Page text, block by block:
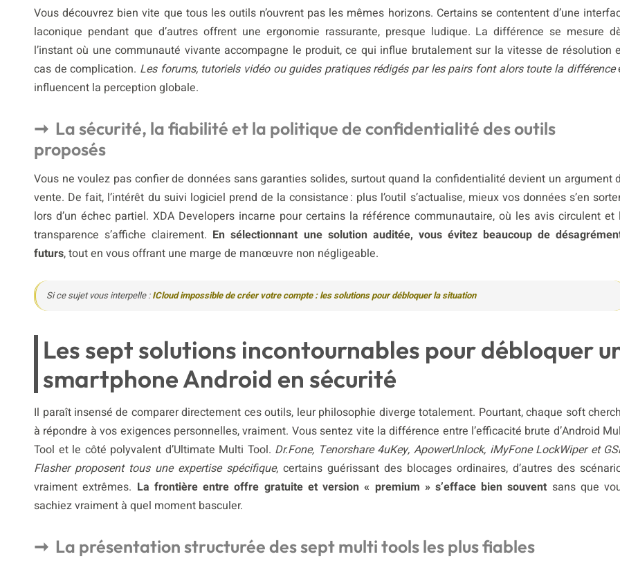
Vous découvrez bien vite que tous les outils n’ouvrent pas les mêmes horizons. Certains se contentent d’une
laconique pendant que d’autres offrent une ergonomie rassurante, presque ludique. La différence se mesure
l’instant où une communauté vivante accompagne le produit, ce qui influe brutalement sur la vitesse de résolution
cas de complication. Les forums, tutoriels vidéo ou guides pratiques rédigés par les pairs font alors toute la différence
influencent la perception globale.
La sécurité, la fiabilité et la politique de confidentialité des outils
proposés
Vous ne voulez pas confier de données sans garanties solides, surtout quand la confidentialité devient un argument
vente. De fait, l’intérêt du suivi logiciel prend de la consistance : plus l’outil s’actualise, mieux vos données s’en
lors d’un échec partiel. XDA Developers incarne pour certains la référence communautaire, où les avis circulent et
transparence s’affiche clairement. En sélectionnant une solution auditée, vous évitez beaucoup de
futurs, tout en vous offrant une marge de manœuvre non négligeable.
Si ce sujet vous interpelle :ICloud impossible de créer votre compte : les solutions pour débloquer la situation
Les sept solutions incontournables pour débloquer
smartphone Android en sécurité
Il paraît insensé de comparer directement ces outils, leur philosophie diverge totalement. Pourtant, chaque soft
à répondre à vos exigences personnelles, vraiment. Vous sentez vite la différence entre l’efficacité brute d’Android
Tool et le côté polyvalent d’Ultimate Multi Tool. Dr.Fone, Tenorshare 4uKey, ApowerUnlock, iMyFone LockWiper et
Flasher proposent tous une expertise spécifique, certains guérissant des blocages ordinaires, d’autres des
vraiment extrêmes. La frontière entre offre gratuite et version « premium » s’efface bien souvent sans que
sachiez vraiment à quel moment basculer.
La présentation structurée des sept multi tools les plus fiables